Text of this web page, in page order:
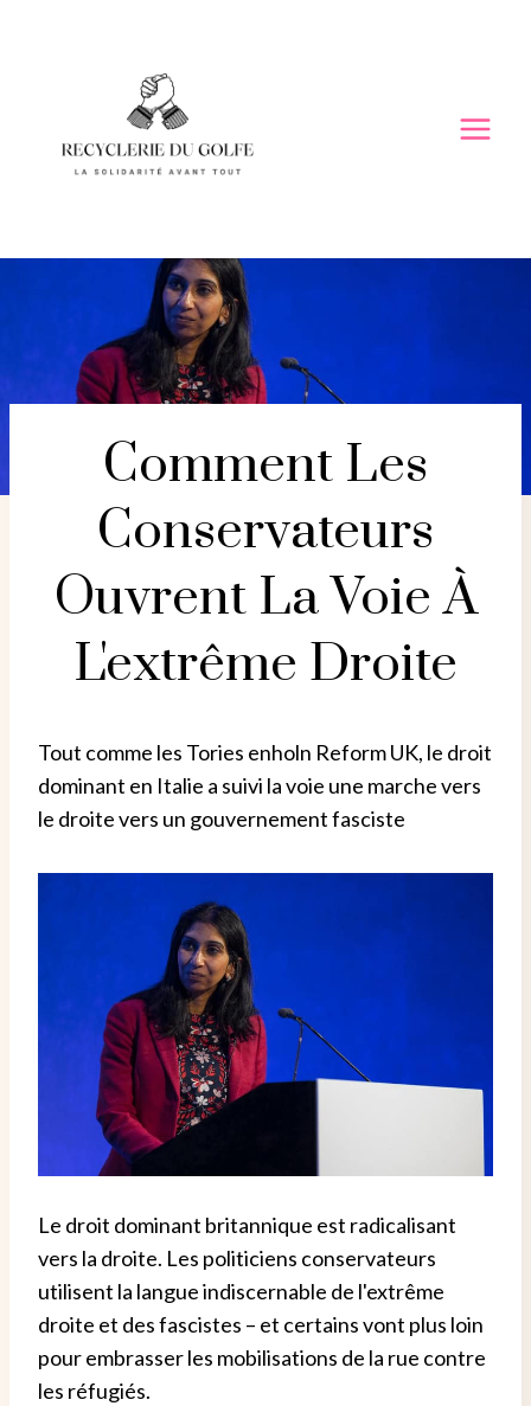
Comment Les
Conservateurs
Ouvrent La Voie À
L'extrême Droite
Tout comme les Tories enholn Reform UK, le droit
dominant en Italie a suivi la voie une marche vers
le droite vers un gouvernement fasciste
Le droit dominant britannique est radicalisant
vers la droite. Les politiciens conservateurs
utilisent la langue indiscernable de l'extrême
droite et des fascistes – et certains vont plus loin
pour embrasser les mobilisations de la rue contre
les réfugiés.